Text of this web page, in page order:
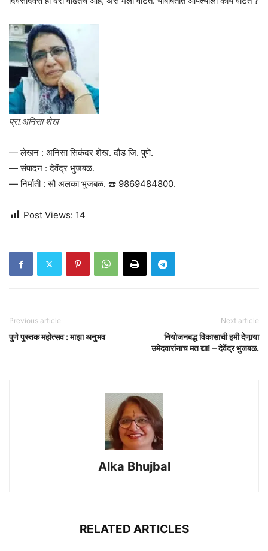
प्रा.अनिसा शेख
— लेखन : अनिसा सिकंदर शेख. दौंड जि. पुणे.
— संपादन : देवेंद्र भुजबळ.
— निर्माती : सौ अलका भुजबळ. ☎️ 9869484800.
Post Views: 14
Previous article
पुणे पुस्तक महोत्सव : माझा अनुभव
Next article
नियोजनबद्ध विकासाची हमी देणार्‍या
उमेदवारांनाच मत द्या! – देवेंद्र भुजबळ.
Alka Bhujbal
RELATED ARTICLES